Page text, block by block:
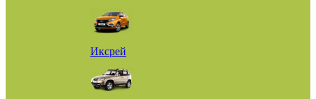
Иксрей